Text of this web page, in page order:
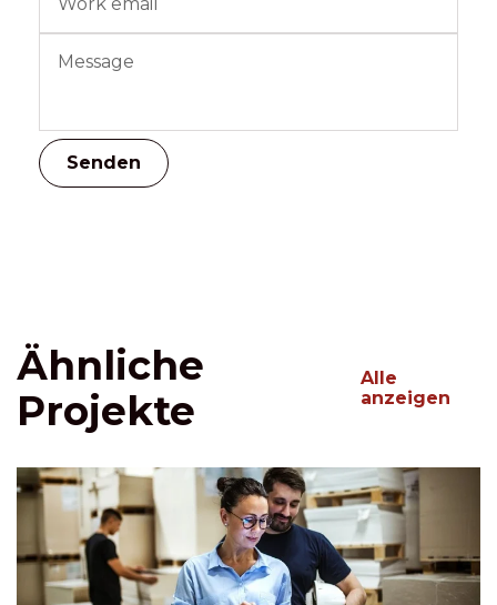
Ähnliche
Projekte
Alle
anzeigen